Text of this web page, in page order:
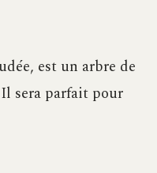
est un arbre de
sera parfait pour